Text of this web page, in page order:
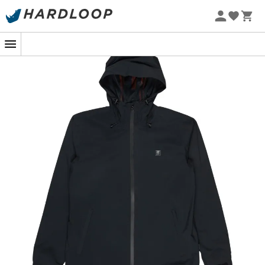
Letnie promocje 🔥 -5% DODATKOWO przy zakupie 2
Kiedy chmury się gromadzą i deszcz grozi,
kurtka
przeciwdeszczowa męska Rainstorm 10K od
Billabong